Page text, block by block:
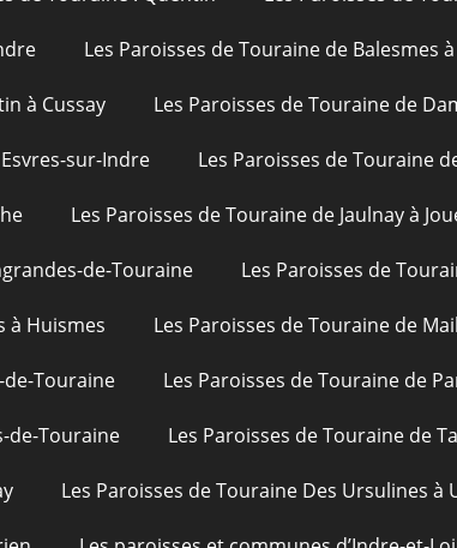
Les Paroisses de Touraine de Balesmes
à Cussay Les Paroisses de Touraine de
sur-Indre Les Paroisses de Touraine
Les Paroisses de Touraine de Jaulnay à
de-Touraine Les Paroisses de
à Huismes Les Paroisses de Touraine de
de-Touraine Les Paroisses de Touraine de
de-Touraine Les Paroisses de Touraine de
Les Paroisses de Touraine Des Ursulines à